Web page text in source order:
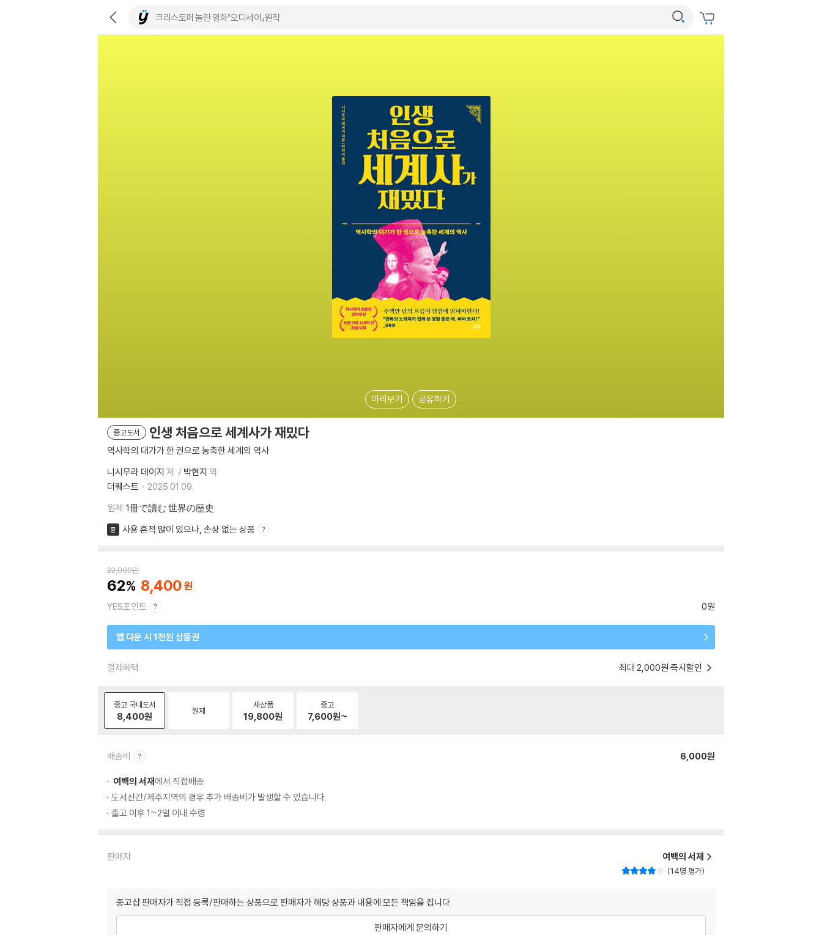
미리보기 공유하기
중고도서 인생 처음으로 세계사가 재밌다
역사학의 대가가 한 권으로 농축한 세계의 역사
니시무라 데이지 저 박현지 역
더퀘스트
2025.01.09.
원제 1冊で讀む 世界の歷史
중 사용 흔적 많이 있으나, 손상 없는 상품
22,000원
62 8,400
YES포인트 0원
앱 다운 시 1천원 상품권
결제혜택 최대 2,000원 즉시할인
중고 국내도서
8,400원 원제
새상품
19,800원
중고
7,600원~
배송비 6,000원
여백의 서재에서 직접배송
도서산간/제주지역의 경우 추가 배송비가 발생할 수 있습니다.
출고 이후 1~2일 이내 수령
판매자 여백의 서재
14명 평가
중고샵 판매자가 직접 등록/판매하는 상품으로 판매자가 해당 상품과 내용에 모든 책임을 집니다.
판매자에게 문의하기